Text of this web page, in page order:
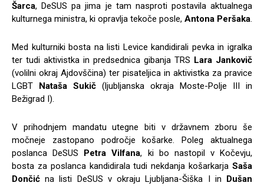
Šarca, DeSUS pa jima je tam nasproti postavila aktualnega
kulturnega ministra, ki opravlja tekoče posle, Antona Peršaka.
Med kulturniki bosta na listi Levice kandidirali pevka in igralka
ter tudi aktivistka in predsednica gibanja TRS Lara Jankovič
(volilni okraj Ajdovščina) ter pisateljica in aktivistka za pravice
LGBT
Nataša Sukič (ljubljanska okraja Moste-Polje III in
Bežigrad I).
V prihodnjem mandatu utegne biti v državnem zboru še
močneje zastopano področje košarke. Poleg aktualnega
poslanca DeSUS
Petra Vilfana, ki bo nastopil v Kočevju,
bosta za poslanca kandidirala tudi nekdanja košarkarja Saša
Dončić na listi DeSUS v okraju Ljubljana-Šiška I in
Dušan